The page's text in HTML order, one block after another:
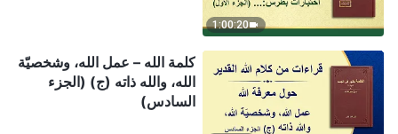
1:00:20
كلمة الله – عمل الله، وشخصيّة
الله، والله ذاته (ج) (الجزء
السادس)